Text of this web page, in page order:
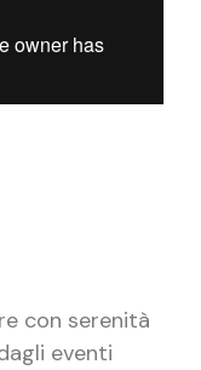
con serenità
eventi